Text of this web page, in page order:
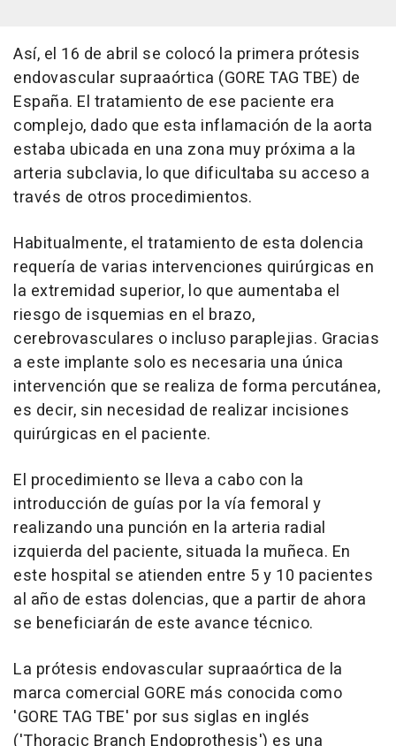
Así, el 16 de abril se colocó la primera prótesis
endovascular supraaórtica (GORE TAG TBE) de
España. El tratamiento de ese paciente era
complejo, dado que esta inflamación de la aorta
estaba ubicada en una zona muy próxima a la
arteria subclavia, lo que dificultaba su acceso a
través de otros procedimientos.
Habitualmente, el tratamiento de esta dolencia
requería de varias intervenciones quirúrgicas en
la extremidad superior, lo que aumentaba el
riesgo de isquemias en el brazo,
cerebrovasculares o incluso paraplejias. Gracias
a este implante solo es necesaria una única
intervención que se realiza de forma percutánea,
es decir, sin necesidad de realizar incisiones
quirúrgicas en el paciente.
El procedimiento se lleva a cabo con la
introducción de guías por la vía femoral y
realizando una punción en la arteria radial
izquierda del paciente, situada la muñeca. En
este hospital se atienden entre 5 y 10 pacientes
al año de estas dolencias, que a partir de ahora
se beneficiarán de este avance técnico.
La prótesis endovascular supraaórtica de la
marca comercial GORE más conocida como
'GORE TAG TBE' por sus siglas en inglés